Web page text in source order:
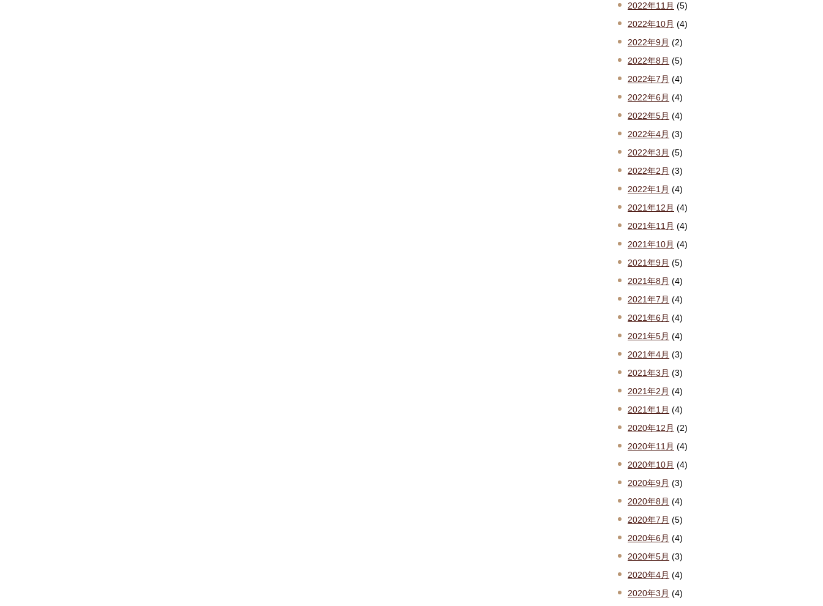
2022年11月 (5)
2022年10月 (4)
2022年9月 (2)
2022年8月 (5)
2022年7月 (4)
2022年6月 (4)
2022年5月 (4)
2022年4月 (3)
2022年3月 (5)
2022年2月 (3)
2022年1月 (4)
2021年12月 (4)
2021年11月 (4)
2021年10月 (4)
2021年9月 (5)
2021年8月 (4)
2021年7月 (4)
2021年6月 (4)
2021年5月 (4)
2021年4月 (3)
2021年3月 (3)
2021年2月 (4)
2021年1月 (4)
2020年12月 (2)
2020年11月 (4)
2020年10月 (4)
2020年9月 (3)
2020年8月 (4)
2020年7月 (5)
2020年6月 (4)
2020年5月 (3)
2020年4月 (4)
2020年3月 (4)